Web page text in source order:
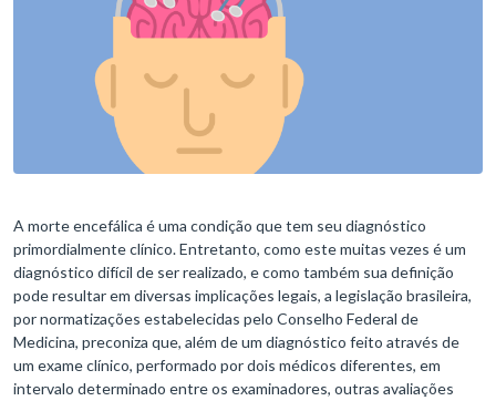
A morte encefálica é uma condição que tem seu diagnóstico
primordialmente clínico. Entretanto, como este muitas vezes é um
diagnóstico difícil de ser realizado, e como também sua definição
pode resultar em diversas implicações legais, a legislação brasileira,
por normatizações estabelecidas pelo Conselho Federal de
Medicina, preconiza que, além de um diagnóstico feito através de
um exame clínico, performado por dois médicos diferentes, em
intervalo determinado entre os examinadores, outras avaliações